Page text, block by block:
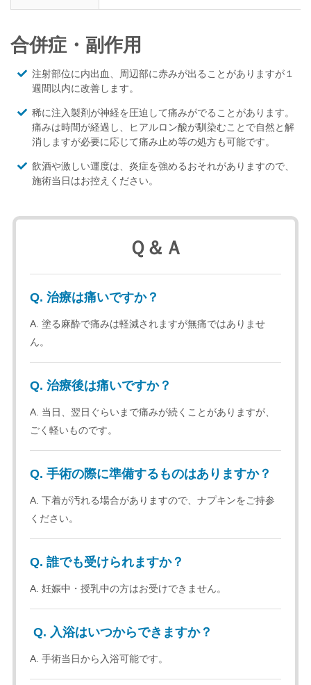
合併症・副作用
注射部位に内出血、周辺部に赤みが出ることがありますが１
週間以内に改善します。
稀に注入製剤が神経を圧迫して痛みがでることがあります。
痛みは時間が経過し、ヒアルロン酸が馴染むことで自然と解
消しますが必要に応じて痛み止め等の処方も可能です。
飲酒や激しい運度は、炎症を強めるおそれがありますので、
施術当日はお控えください。
Ｑ＆Ａ
Q. 治療は痛いですか？
A. 塗る麻酔で痛みは軽減されますが無痛ではありませ
ん。
Q. 治療後は痛いですか？
A. 当日、翌日ぐらいまで痛みが続くことがありますが、
ごく軽いものです。
Q. 手術の際に準備するものはありますか？
A. 下着が汚れる場合がありますので、ナプキンをご持参
ください。
Q. 誰でも受けられますか？
A. 妊娠中・授乳中の方はお受けできません。
Q. 入浴はいつからできますか？
A. 手術当日から入浴可能です。